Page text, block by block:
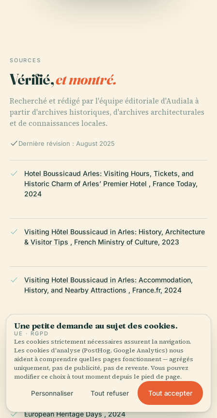
SOURCES
Vérifié,et montré.
Recherché et rédigé par l'équipe éditoriale d'Audiala à
partir d'archives historiques, d'archives architecturales
et de connaissances locales.
Dernière révision : August 2025
Hotel Boussicaud Arles: Visiting Hours, Tickets, and
Historic Charm of Arles’ Premier Hotel , France Today,
2024
Visiting Hôtel Boussicaud in Arles: History, Architecture
& Visitor Tips , French Ministry of Culture, 2023
Visiting Hotel Boussicaud in Arles: Accommodation,
History, and Nearby Attractions , France.fr, 2024
Hôtel Boussicaud Visiting Hours, Tickets, and Tips for
Exploring Arles Historical Sites , Monumentum, 2023
Arles Tourist Office , 2024
European Heritage Days , 2024
Une petite demande au sujet des cookies.
UE · RGPD
Les cookies strictement nécessaires assurent la navigation.
Les cookies d'analyse (PostHog, Google Analytics) nous
aident à comprendre quelles pages fonctionnent — agrégés
uniquement, pas de publicité, pas de revente. Vous pouvez
modifier ce choix à tout moment depuis le pied de page.
Personnaliser Tout refuser Tout accepter